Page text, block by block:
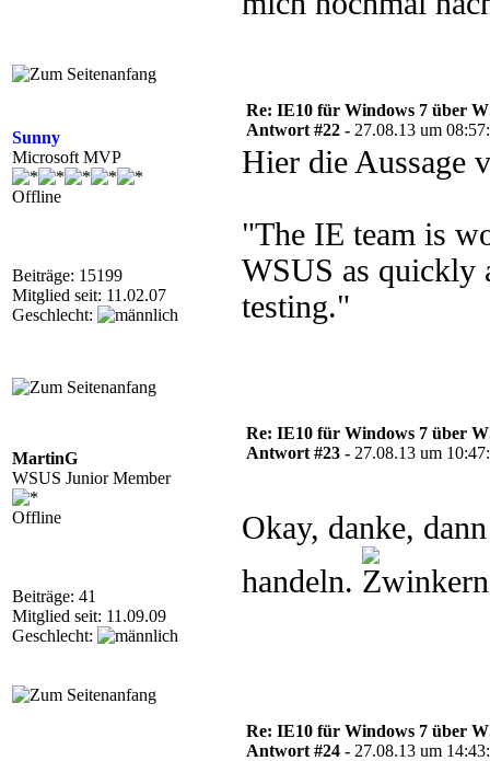
Sunny
Microsoft MVP
Offline
Beiträge: 15199
Mitglied seit: 11.02.07
Geschlecht:
Re: IE10 für Windows 7 über
Antwort #22 - 27.08.13 um
Hier die Aussage
"The IE team is
WSUS as quickly
testing."
MartinG
WSUS Junior Member
Offline
Beiträge: 41
Mitglied seit: 11.09.09
Geschlecht:
Re: IE10 für Windows 7 über
Antwort #23 - 27.08.13 um
Okay, danke,
handeln.
Re: IE10 für Windows 7 über
Antwort #24 - 27.08.13 um